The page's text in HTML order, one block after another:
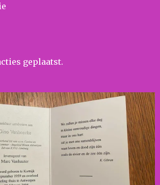
geplaatst.